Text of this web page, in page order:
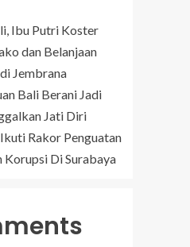
Ibu Putri Koster
dan Belanjaan
Jembrana
Bali Berani Jadi
Jati Diri
Rakor Penguatan
Korupsi Di Surabaya